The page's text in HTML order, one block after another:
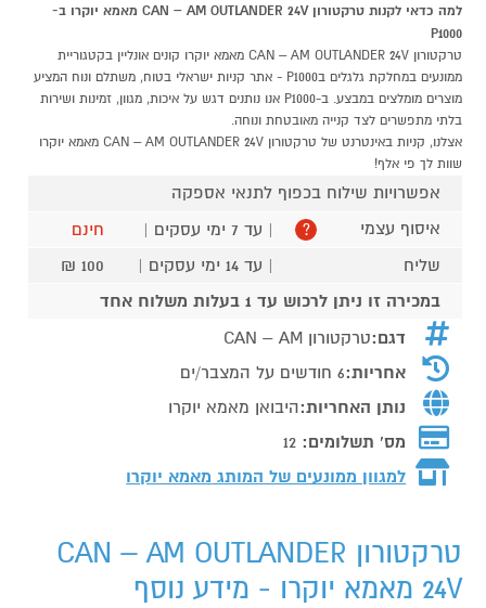
למה כדאי לקנות טרקטורון CAN – AM OUTLANDER 24V מאמא יוקרו ב-
P1000
טרקטורון CAN – AM OUTLANDER 24V מאמא יוקרו קונים אונליין בקטגוריית
ממונעים במחלקת גלגלים בP1000 - אתר קניות ישראלי בטוח, משתלם ונוח המציע
מוצרים מומלצים במבצע. ב-P1000 אנו נותנים דגש על איכות, מגוון, זמינות ושירות
בלתי מתפשרים לצד קנייה מאובטחת ונוחה.
אצלנו, קניות באינטרנט של טרקטורון CAN – AM OUTLANDER 24V מאמא יוקרו
שוות לך פי אלף!
אפשרויות שילוח בכפוף לתנאי אספקה
איסוף עצמי
? | עד 7 ימי עסקים |
חינם
שליח
| עד 14 ימי עסקים |
100 ₪
במכירה זו ניתן לרכוש עד 1 בעלות משלוח אחד
דגם:טרקטורון CAN – AM
אחריות:6 חודשים על המצבר/ים
נותן האחריות:היבואן מאמא יוקרו
מס' תשלומים: 12
למגוון ממונעים של המותג מאמא יוקרו
טרקטורון CAN – AM OUTLANDER
24V מאמא יוקרו - מידע נוסף